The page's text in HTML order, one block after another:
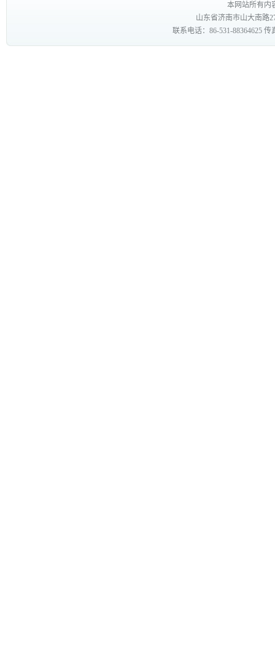
本网站所有内
山东省济南市山大南路
联系电话：86-531-88364625 传